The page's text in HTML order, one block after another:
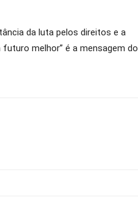
da luta pelos direitos e a
melhor” é a mensagem do